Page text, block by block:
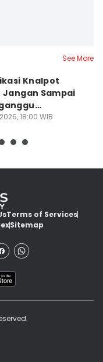
See More
Knalpot
Jangan Sampai
Lain
18:00 WIB
Terms of Services
Sitemap